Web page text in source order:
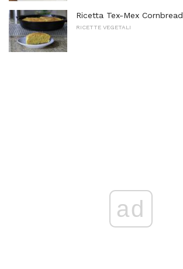
Ricetta Tex-Mex Cornbread
RICETTE VEGETALI
ad